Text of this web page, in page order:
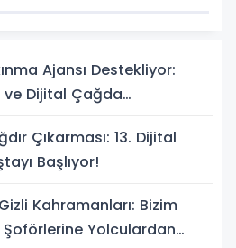
Ajansı Destekliyor:
ve Dijital Çağda
Başlıyor!
Çıkarması: 13. Dijital
Başlıyor!
Kahramanları: Bizim
Şoförlerine Yolculardan